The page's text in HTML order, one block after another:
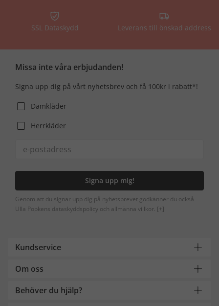
SSL Dataskydd Leverans till önskad address
Missa inte våra erbjudanden!
Signa upp dig på vårt nyhetsbrev och få 100kr i rabatt*!
Damkläder
Herrkläder
Signa upp mig!
Genom att du signar upp dig på nyhetsbrevet godkänner du också
Ulla Popkens dataskyddspolicy och allmänna villkor. [+]
Kundservice
Om oss
Behöver du hjälp?